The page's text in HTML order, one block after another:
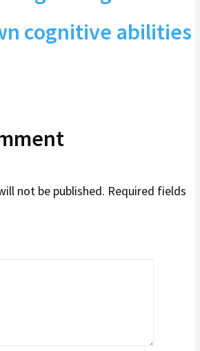
cognitive abilities
not be published. Required fields